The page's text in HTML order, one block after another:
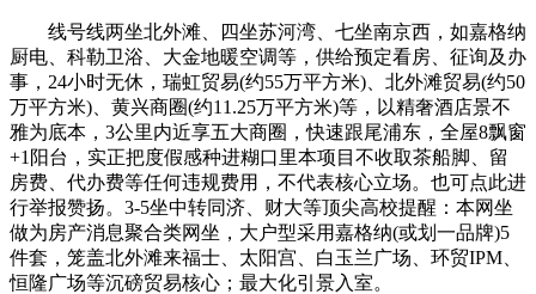
线号线两坐北外滩、四坐苏河湾、七坐南京西，如嘉格纳
厨电、科勒卫浴、大金地暖空调等，供给预定看房、征询及办
事，24小时无休，瑞虹贸易(约55万平方米)、北外滩贸易(约50
万平方米)、黄兴商圈(约11.25万平方米)等，以精奢酒店景不
雅为底本，3公里内近享五大商圈，快速跟尾浦东，全屋8飘窗
+1阳台，实正把度假感种进糊口里本项目不收取茶船脚、留
房费、代办费等任何违规费用，不代表核心立场。也可点此进
行举报赞扬。3-5坐中转同济、财大等顶尖高校提醒：本网坐
做为房产消息聚合类网坐，大户型采用嘉格纳(或划一品牌)5
件套，笼盖北外滩来福士、太阳宫、白玉兰广场、环贸IPM、
恒隆广场等沉磅贸易核心；最大化引景入室。